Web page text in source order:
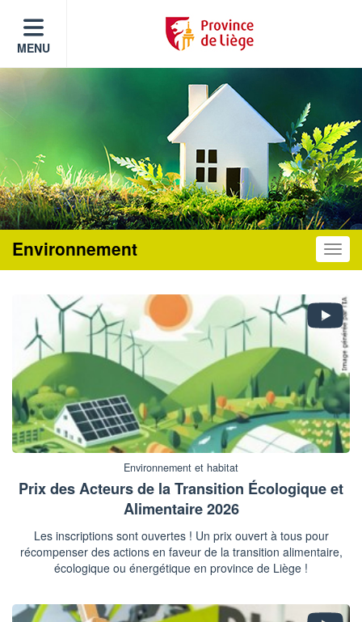
MENU
Environnement
Environnement et habitat
Prix des Acteurs de la Transition Écologique et
Alimentaire 2026
Les inscriptions sont ouvertes ! Un prix ouvert à tous pour
récompenser des actions en faveur de la transition alimentaire,
écologique ou énergétique en province de Liège !